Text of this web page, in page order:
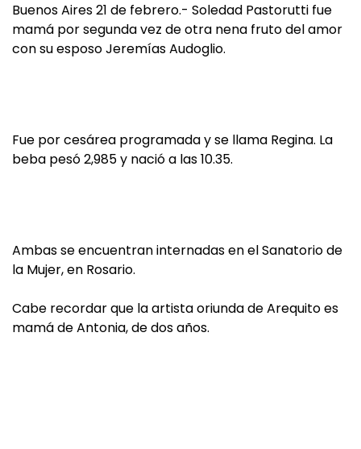
Buenos Aires 21 de febrero.- Soledad Pastorutti fue
mamá por segunda vez de otra nena fruto del amor
con su esposo Jeremías Audoglio.
Fue por cesárea programada y se llama Regina. La
beba pesó 2,985 y nació a las 10.35.
Ambas se encuentran internadas en el Sanatorio de
la Mujer, en Rosario.
Cabe recordar que la artista oriunda de Arequito es
mamá de Antonia, de dos años.